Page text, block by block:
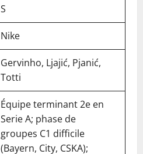
S
Nike
Gervinho, Ljajić, Pjanić,
Totti
Équipe terminant 2e en
Serie A; phase de
groupes C1 difficile
(Bayern, City, CSKA);